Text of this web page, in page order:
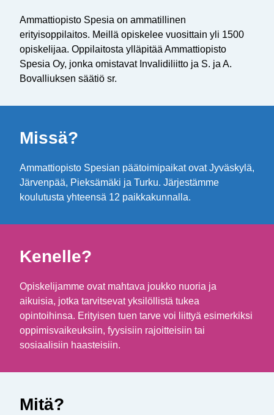
Ammattiopisto Spesia on ammatillinen
erityisoppilaitos. Meillä opiskelee vuosittain yli 1500
opiskelijaa. Oppilaitosta ylläpitää Ammattiopisto
Spesia Oy, jonka omistavat Invalidiliitto ja S. ja A.
Bovalliuksen säätiö sr.
Missä?
Ammattiopisto Spesian päätoimipaikat ovat Jyväskylä,
Järvenpää, Pieksämäki ja Turku. Järjestämme
koulutusta yhteensä 12 paikkakunnalla.
Kenelle?
Opiskelijamme ovat mahtava joukko nuoria ja
aikuisia, jotka tarvitsevat yksilöllistä tukea
opintoihinsa. Erityisen tuen tarve voi liittyä esimerkiksi
oppimisvaikeuksiin, fyysisiin rajoitteisiin tai
sosiaalisiin haasteisiin.
Mitä?